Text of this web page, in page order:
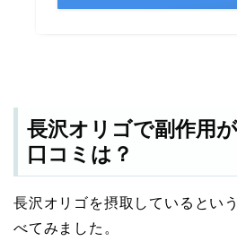
長沢オリゴで副作用
口コミは？
長沢オリゴを摂取しているとい
べてみました。